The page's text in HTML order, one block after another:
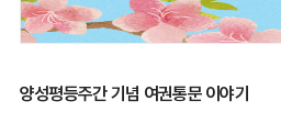
잘못을 부인했으나, 결국 협회장직에서 물러났
존재하는 성차별적 문화에 대한 여러 논의를
BBC뉴스 코리아
양성평등주간 기념 여권통문 이야기